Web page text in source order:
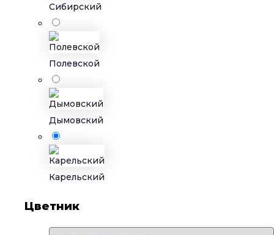
Карельский
Дымовский
Полевской
Сибирский
Цветник